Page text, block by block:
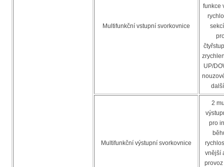
Multifunkční vstupní svorkovnice
funkce
UP/
Multifunkční výstupní svorkovnice
2
pro
vnější